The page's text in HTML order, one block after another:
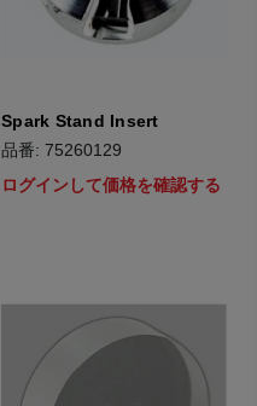
Spark Stand Insert
品番: 75260129
ログインして価格を確認する